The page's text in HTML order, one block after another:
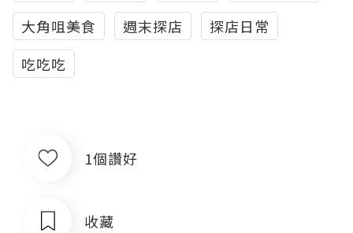
大角咀美食
週末探店
探店日常
吃吃吃
1個讚好
收藏